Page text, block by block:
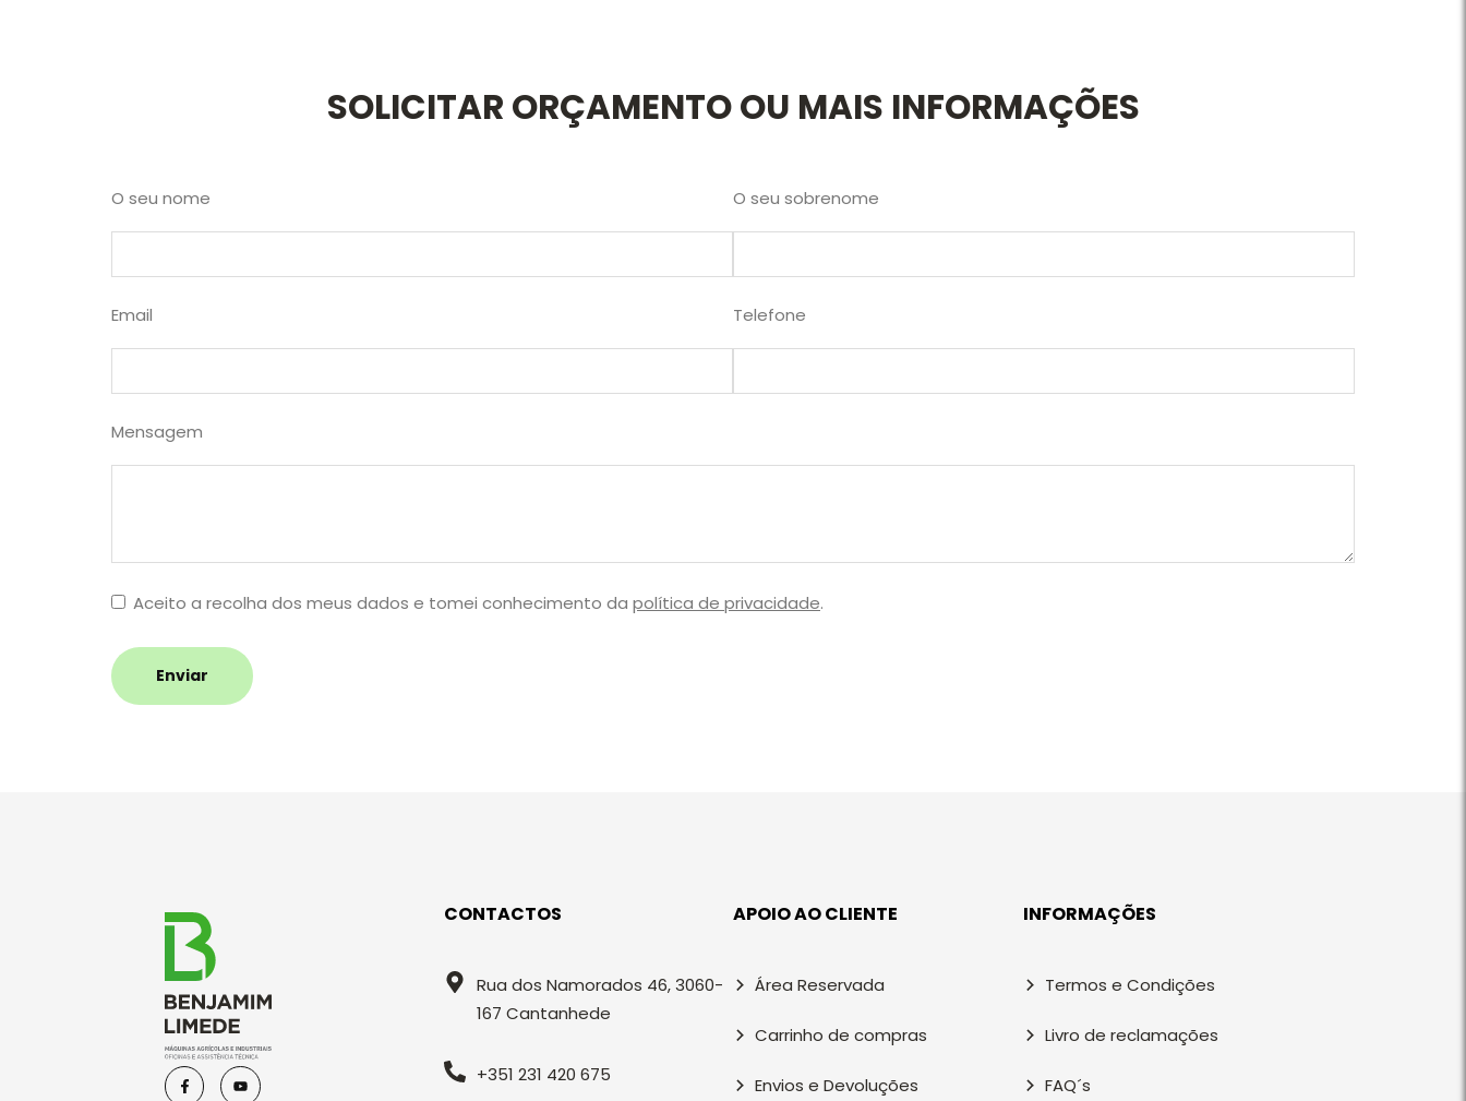
SOLICITAR ORÇAMENTO OU MAIS INFORMAÇÕES
O seu nome O seu sobrenome
Email Telefone
Mensagem
Aceito a recolha dos meus dados e tomei conhecimento da política de privacidade.
Enviar
CONTACTOS
Rua dos Namorados 46, 3060-
167 Cantanhede
+351 231 420 675
APOIO AO CLIENTE
Área Reservada
Carrinho de compras
Envios e Devoluções
INFORMAÇÕES
Termos e Condições
Livro de reclamações
FAQ´s